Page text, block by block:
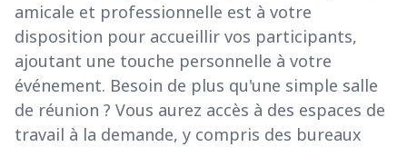
amicale et professionnelle est à votre
disposition pour accueillir vos participants,
ajoutant une touche personnelle à votre
événement. Besoin de plus qu'une simple salle
de réunion ? Vous aurez accès à des espaces de
travail à la demande, y compris des bureaux